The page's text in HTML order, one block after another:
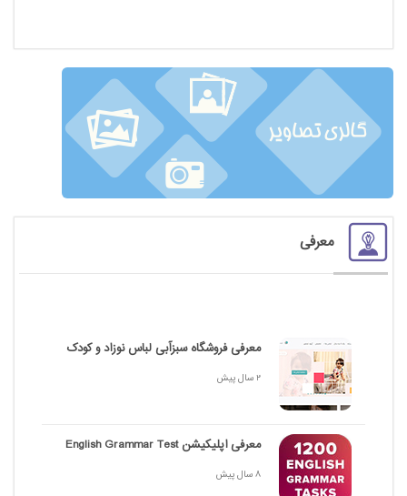
معرفی
معرفی فروشگاه سبزآبی لباس نوزاد و کودک
2 سال پیش
معرفی اپلیکیشن English Grammar Test
8 سال پیش